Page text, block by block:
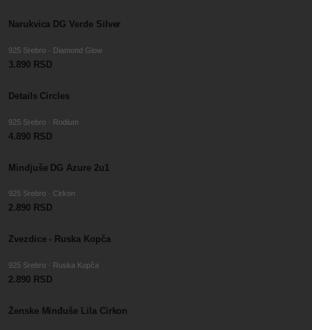
Narukvica DG Verde Silver
925 Srebro · Diamond Glow
3.890 RSD
Details Circles
925 Srebro · Rodium
4.890 RSD
Mindjuše DG Azure 2u1
925 Srebro · Cirkon
2.890 RSD
Zvezdice - Ruska Kopča
925 Srebro · Ruska Kopča
2.890 RSD
Ženske Minđuše Lila Cirkon